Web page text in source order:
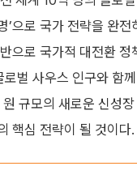
으로 국가 전략을 완
로 국가적 대전환 정
벌 사우스 인구와 함
규모의 새로운 신성장
핵심 전략이 될 것이다.